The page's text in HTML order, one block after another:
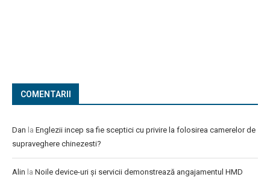
COMENTARII
Dan la Englezii incep sa fie sceptici cu privire la folosirea camerelor de
supraveghere chinezesti?
Alin la Noile device-uri și servicii demonstrează angajamentul HMD